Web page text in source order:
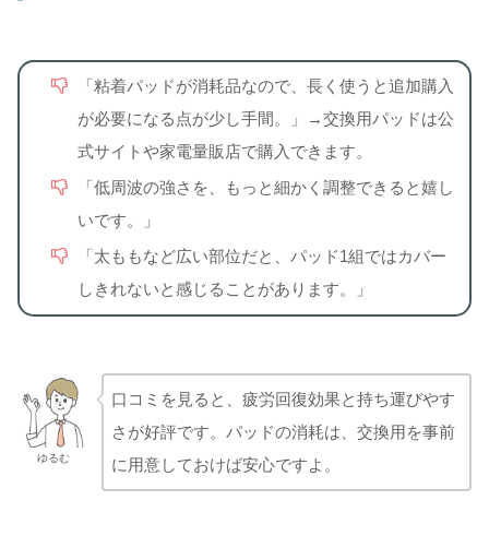
「粘着パッドが消耗品なので、長く使うと追加購入
が必要になる点が少し手間。」→交換用パッドは公
式サイトや家電量販店で購入できます。
「低周波の強さを、もっと細かく調整できると嬉し
いです。」
「太ももなど広い部位だと、パッド1組ではカバー
しきれないと感じることがあります。」
ゆるむ
口コミを見ると、疲労回復効果と持ち運びやす
さが好評です。パッドの消耗は、交換用を事前
に用意しておけば安心ですよ。